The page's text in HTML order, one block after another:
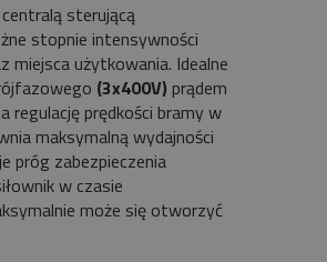
sterującą
stopnie intensywności
miejsca użytkowania. Idealne
(3x400V) prądem
regulację prędkości bramy w
maksymalną wydajności
próg zabezpieczenia
w czasie
może się otworzyć